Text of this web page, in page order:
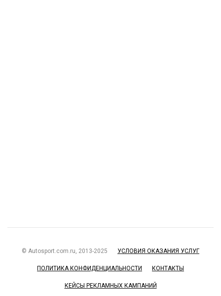
© Autosport.com.ru, 2013-2025 УСЛОВИЯ ОКАЗАНИЯ УСЛУГ
ПОЛИТИКА КОНФИДЕНЦИАЛЬНОСТИ КОНТАКТЫ
КЕЙСЫ РЕКЛАМНЫХ КАМПАНИЙ